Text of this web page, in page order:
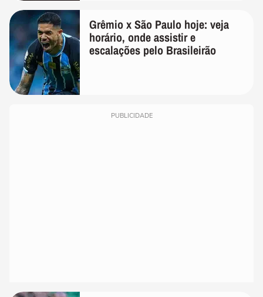
Grêmio x São Paulo hoje: veja
horário, onde assistir e
escalações pelo Brasileirão
PUBLICIDADE